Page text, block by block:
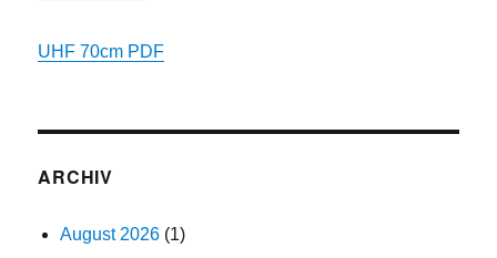
UHF 70cm PDF
ARCHIV
August 2026 (1)